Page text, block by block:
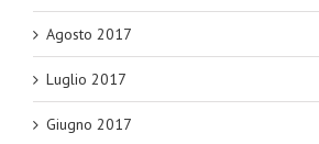
Agosto 2017
Luglio 2017
Giugno 2017